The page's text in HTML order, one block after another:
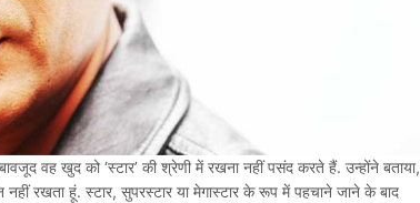
वह खुद को ‘स्टार’ की श्रेणी में रखना नहीं पसंद करते हैं. उन्होंने बताया,
रखता हूं. स्टार, सुपरस्टार या मेगास्टार के रूप में पहचाने जाने के बाद